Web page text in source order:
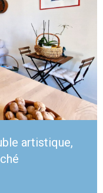
artistique,